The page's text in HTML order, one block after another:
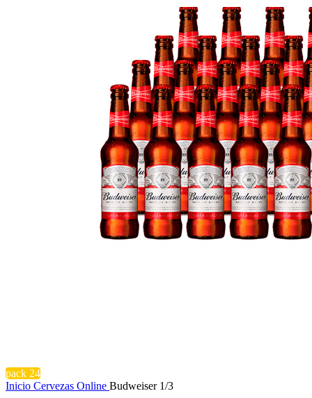
pack 24
Inicio Cervezas Online Budweiser 1/3